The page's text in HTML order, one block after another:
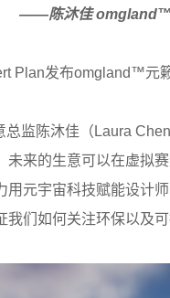
omgland™创始
Plan发布omgland™元
陈沐佳（Laura Chen
来的生意可以在虚拟
元宇宙科技赋能设计
们如何关注环保以及